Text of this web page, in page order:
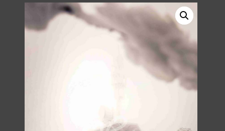
BILDERGALERIE
DRUCKQUALITÄTEN
LED-LEUCHTBILDER
WIR DRUCKEN IHR BILD
HEIMATLICHTER